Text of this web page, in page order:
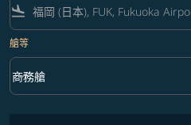
flight_land
艙等
艙等 option 商務艙 Selected
商務艙
keyboard_arrow_down